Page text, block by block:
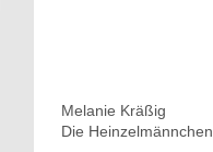
Melanie Kräßig
Die Heinzelmännchen